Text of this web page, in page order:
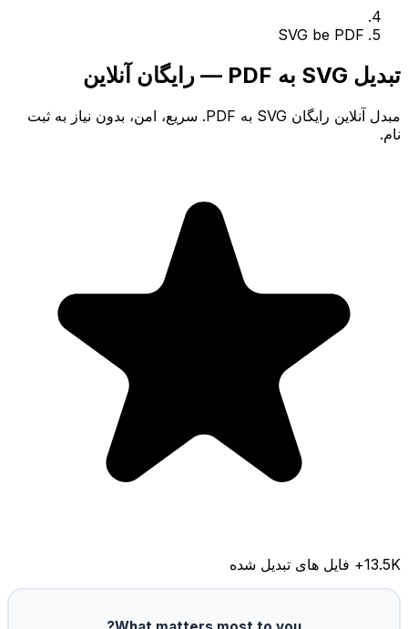
SVG be PDF
تبدیل SVG به PDF — رایگان آنلاین
مبدل آنلاین رایگان SVG به PDF. سریع، امن، بدون نیاز به ثبت
نام.
13.5K+ فایل های تبدیل شده